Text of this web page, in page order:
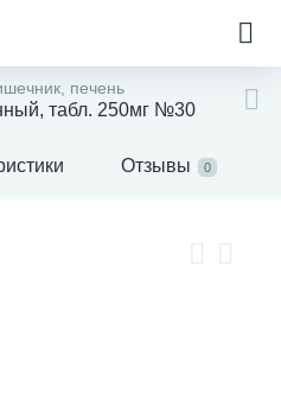
печень
табл. 250мг №30
Отзывы 0